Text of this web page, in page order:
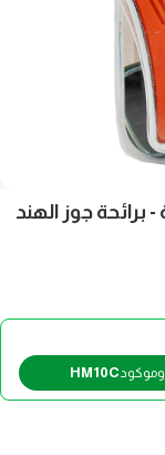
جوز الهند
HM10C